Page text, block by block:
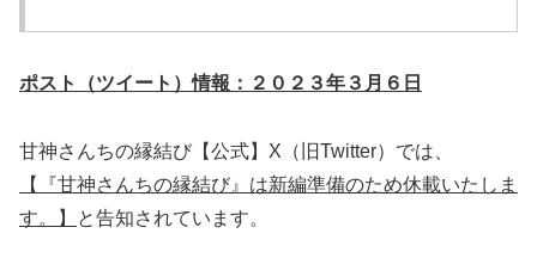
ポスト（ツイート）情報：２０２３年３月６日
甘神さんちの縁結び【公式】X（旧Twitter）では、
【『甘神さんちの縁結び』は新編準備のため休載いたしま
す。】
と告知されています。